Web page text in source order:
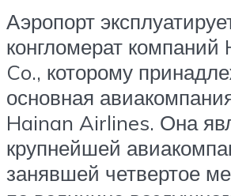
Аэропорт
конгломерат компаний
Co., которому
основная
Hainan Airlines. Она
крупнейшей
занявшей четвертое